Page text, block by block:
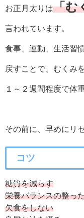
お正月太りは「む
言われています。
食事、運動、生活習
戻すことで、むくみ
１～２週間程度で体
その前に、早めにリ
コツ
糖質を減らす
栄養バランスの整っ
欠食をしない